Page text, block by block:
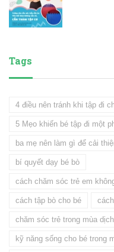
Tags
4 điều nên tránh khi tập đi
5 Mẹo khiến bé tập đi một
ba mẹ nên làm gì để cải
bí quyết dạy bé bò
cách chăm sóc trẻ em
cách tập bò cho bé
chăm sóc trẻ trong mùa dịch
kỹ năng sống cho bé trong